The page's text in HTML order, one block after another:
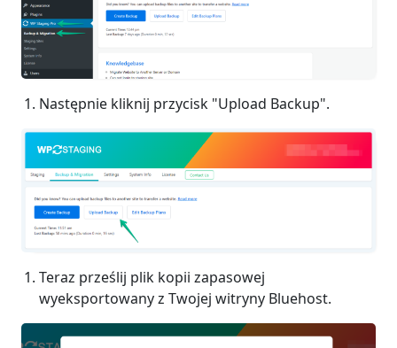
Następnie kliknij przycisk "Upload Backup".
Teraz prześlij plik kopii zapasowej
wyeksportowany z Twojej witryny Bluehost.